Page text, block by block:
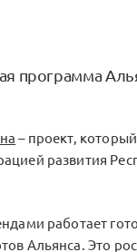
программа
– проект,
развития
работает
Альянса. Это